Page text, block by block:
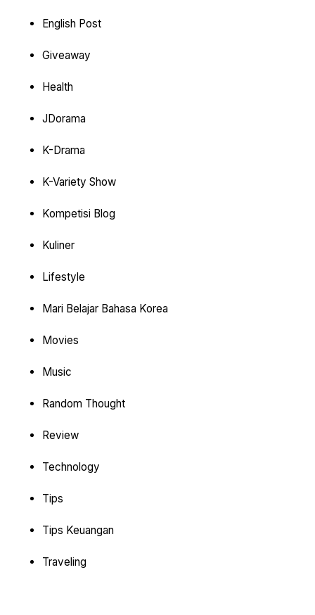
English Post
Giveaway
Health
JDorama
K-Drama
K-Variety Show
Kompetisi Blog
Kuliner
Lifestyle
Mari Belajar Bahasa Korea
Movies
Music
Random Thought
Review
Technology
Tips
Tips Keuangan
Traveling